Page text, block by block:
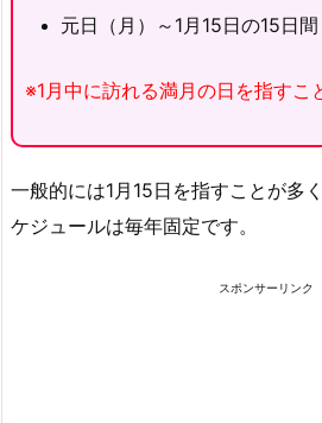
元日（月）～1月15日の15日間
※1月中に訪れる満月の日を指すこ
一般的には1月15日を指すことが多
ケジュールは毎年固定です。
スポンサーリンク